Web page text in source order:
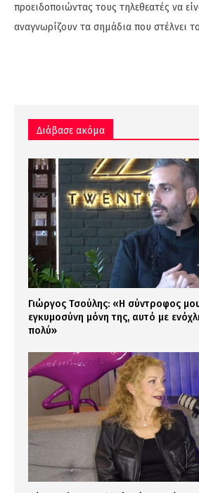
προειδοποιώντας τους τηλεθεατές να
αναγνωρίζουν τα σημάδια που στέλνει
Διάβασε ακόμα
Γιώργος Τσούλης: «Η σύντροφος
εγκυμοσύνη μόνη της, αυτό με
πολύ»